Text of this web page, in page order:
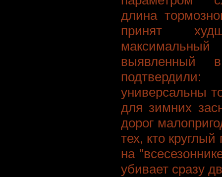
длина
принят
выявленный
универсальны
для зимних
дорог
тех, кто круглый
на
убивает сразу